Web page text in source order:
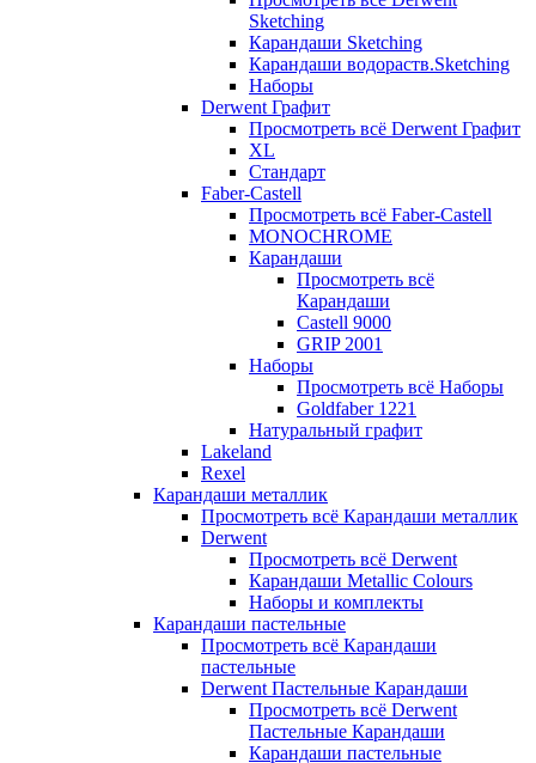
Sketching
Карандаши Sketching
Карандаши водораств.Sketching
Наборы
Derwent Графит
Просмотреть всё Derwent Графит
XL
Стандарт
Faber-Castell
Просмотреть всё Faber-Castell
MONOCHROME
Карандаши
Просмотреть всё
Карандаши
Castell 9000
GRIP 2001
Наборы
Просмотреть всё Наборы
Goldfaber 1221
Натуральный графит
Lakeland
Rexel
Карандаши металлик
Просмотреть всё Карандаши металлик
Derwent
Просмотреть всё Derwent
Карандаши Metallic Colours
Наборы и комплекты
Карандаши пастельные
Просмотреть всё Карандаши
пастельные
Derwent Пастельные Карандаши
Просмотреть всё Derwent
Пастельные Карандаши
Карандаши пастельные